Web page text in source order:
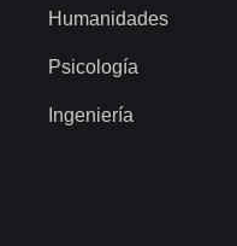
Humanidades
Psicología
Ingeniería